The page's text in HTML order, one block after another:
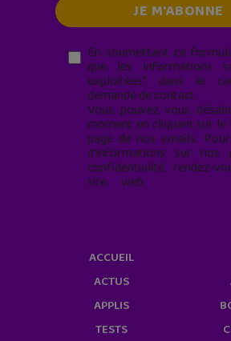
En soumettant ce
que les informations
exploitées* dans le
demande de contact.
Vous pouvez vous
moment en cliquant sur le
page de nos emails.
d'informations sur nos
confidentialité, rendez-
site web
ACCUEIL
ACTUS
APPLIS
TESTS